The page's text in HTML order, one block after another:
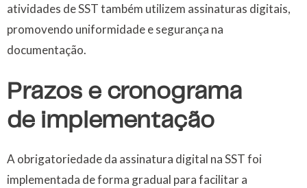
atividades de SST também utilizem assinaturas digitais,
promovendo uniformidade e segurança na
documentação.
Prazos e cronograma
de implementação
A obrigatoriedade da assinatura digital na SST foi
implementada de forma gradual para facilitar a